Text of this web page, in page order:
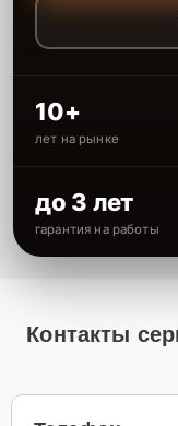
10+
лет на рынке
до 3 лет
гарантия на работы
Контакты